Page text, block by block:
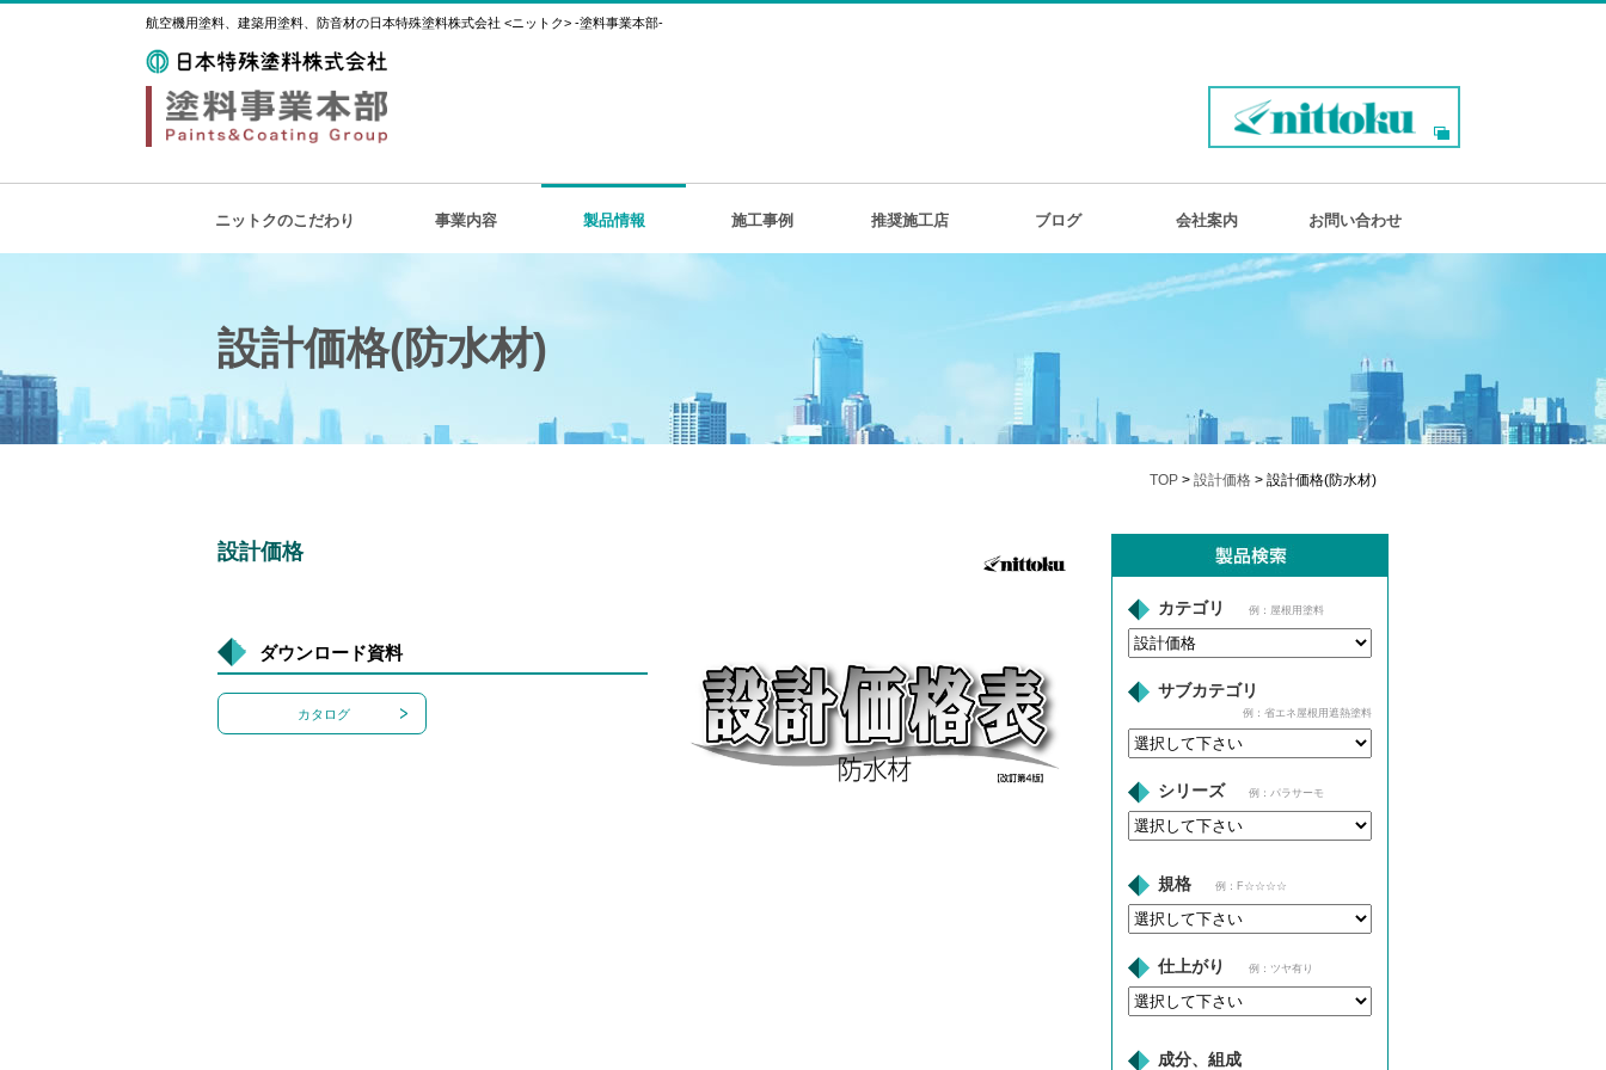
航空機用塗料、建築用塗料、防音材の日本特殊塗料株式会社 <ニットク> -塗料事業本部-
ニットクのこだわり 事業内容 製品情報 施工事例 推奨施工店 ブログ 会社案内 お問い合わせ
設計価格(防水材)
TOP > 設計価格 > 設計価格(防水材)
設計価格
ダウンロード資料
カタログ
カテゴリ 例：屋根用塗料
サブカテゴリ
例：省エネ屋根用遮熱塗料
シリーズ 例：パラサーモ
規格 例：F☆☆☆☆
仕上がり 例：ツヤ有り
成分、組成